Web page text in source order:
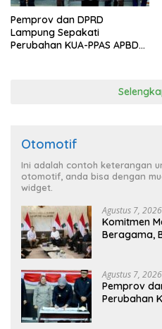
Pemprov dan DPRD
Lampung Sepakati
Perubahan KUA-PPAS APBD
Otomotif
Ini adalah contoh keterangan
otomotif, anda bisa dengan
widget.
Agustus 7, 2026
Komitmen
Beragama,
Agustus 7, 2026
Pemprov
Perubahan